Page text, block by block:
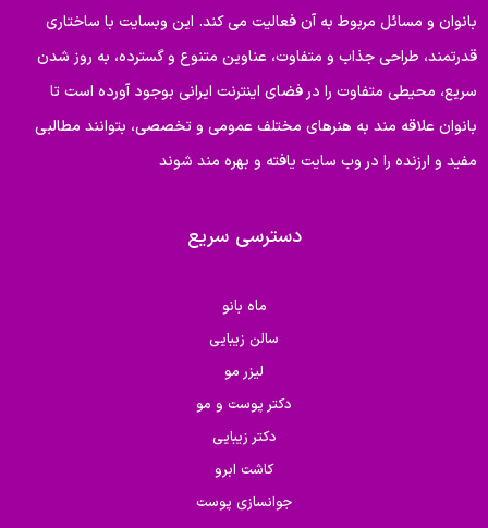
بانوان و مسائل مربوط به آن فعالیت می کند. این وبسایت با ساختاری
قدرتمند، طراحی جذاب و متفاوت، عناوین متنوع و گسترده، به روز شدن
سریع، محیطی متفاوت را در فضای اینترنت ایرانی بوجود آورده است تا
بانوان علاقه مند به هنرهای مختلف عمومی و تخصصی، بتوانند مطالبی
مفید و ارزنده را در وب سایت یافته و بهره مند شوند
دسترسی سریع
ماه بانو
سالن زیبایی
لیزر مو
دکتر پوست و مو
دکتر زیبایی
کاشت ابرو
جوانسازی پوست